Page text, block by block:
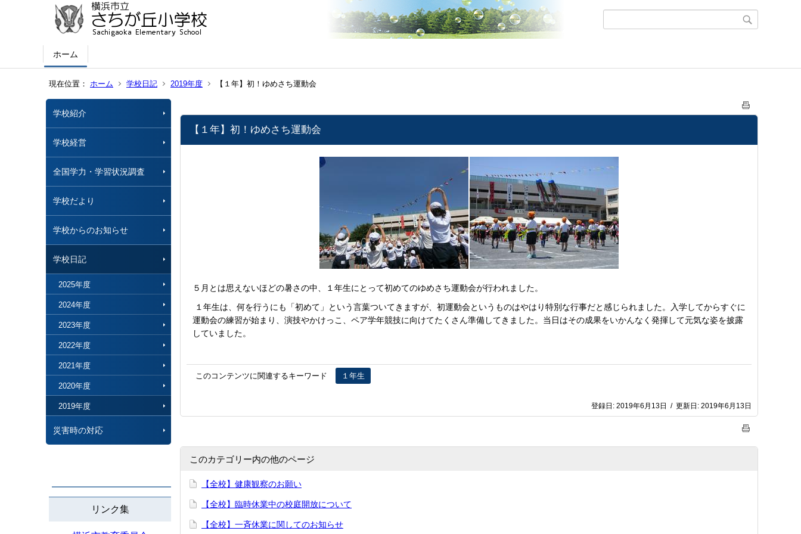
ホーム
現在位置： ホーム 学校日記 2019年度 【１年】初！ゆめさち運動会
学校紹介
学校経営
全国学力・学習状況調査
学校だより
学校からのお知らせ
学校日記
2025年度
2024年度
2023年度
2022年度
2021年度
2020年度
2019年度
災害時の対応
リンク集
【１年】初！ゆめさち運動会
５月とは思えないほどの暑さの中、１年生にとって初めてのゆめさち運動会が行われました。
１年生は、何を行うにも「初めて」という言葉ついてきますが、初運動会というものはやはり特別な行事だと感じられました。入学してからすぐに
運動会の練習が始まり、演技やかけっこ、ペア学年競技に向けてたくさん準備してきました。当日はその成果をいかんなく発揮して元気な姿を披露
していました。
このコンテンツに関連するキーワード １年生
登録日: 2019年6月13日 / 更新日: 2019年6月13日
このカテゴリー内の他のページ
【全校】健康観察のお願い
【全校】臨時休業中の校庭開放について
【全校】一斉休業に関してのお知らせ